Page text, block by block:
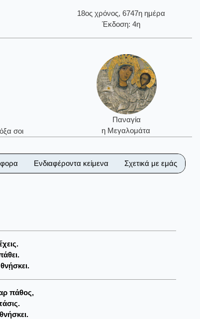
18ος χρόνος, 6747η ημέρα
Έκδοση: 4η
σοι
Παναγία
η Μεγαλομάτα
Ενδιαφέροντα κείμενα Σχετικά με εμάς
πάθος,